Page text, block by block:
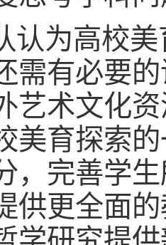
认为高校
需有必要
艺术文化
美育探索
，完善学
供更全面